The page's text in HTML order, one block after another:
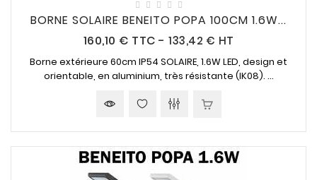
BORNE SOLAIRE BENEITO POPA 100CM 1.6W...
160,10 € Prix
TTC - 133,42 € HT
Borne extérieure 60cm IP54 SOLAIRE, 1.6W LED, design et
orientable, en aluminium, très résistante (IK08). ...